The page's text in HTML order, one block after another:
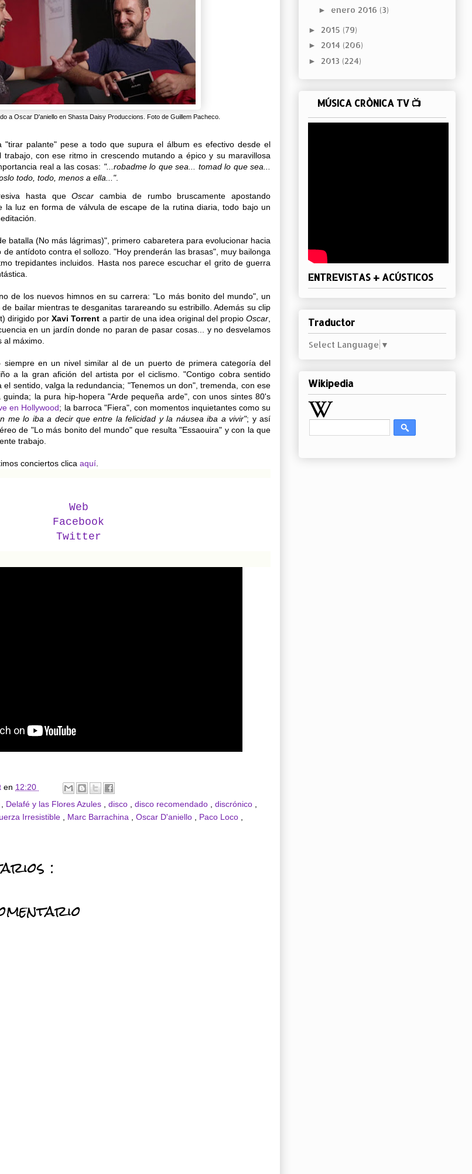
a Oscar D'aniello en Shasta Daisy Produccions. Foto de Guillem Pacheco.
"tirar palante" pese a todo que supura el álbum es efectivo desde el
con ese ritmo in crescendo mutando a épico y su maravillosa
real a las cosas: "...robadme lo que sea... tomad lo que sea...
todo, todo, menos a ella...".
hasta queOscar cambia de rumbo bruscamente apostando
la luz en forma de válvula de escape de la rutina diaria, todo bajo un
batalla (No más lágrimas)", primero cabaretera para evolucionar hacia
antídoto contra el sollozo. "Hoy prenderán las brasas", muy bailonga
trepidantes incluidos. Hasta nos parece escuchar el grito de guerra
de los nuevos himnos en su carrera: "Lo más bonito del mundo", un
bailar mientras te desganitas tarareando su estribillo. Además su clip
dirigido porXavi Torrent a partir de una idea original del propioOscar
en un jardín donde no paran de pasar cosas... y no desvelamos
al máximo.
siempre en un nivel similar al de un puerto de primera categoría del
a la gran afición del artista por el ciclismo. "Contigo cobra sentido
sentido, valga la redundancia; "Tenemos un don", tremenda, con ese
la pura hip-hopera "Arde pequeña arde", con unos sintes 80's
en Hollywood; la barroca "Fiera", con momentos inquietantes como su
me lo iba a decir que entre la felicidad y la náusea iba a vivir"; y así
de "Lo más bonito del mundo" que resulta "Essaouira" y con la que
trabajo.
conciertos clica aquí
Web
Facebook
Twitter
en 12:20
Delafé y las Flores Azules disco disco recomendado discrónico
Irresistible Marc Barrachina Oscar D'aniello Paco Loco
:
► enero 2016 (3)
► 2015 (79)
► 2014 (206)
► 2013 (224)
MÚSICA CRÒNICA TV 📺
ENTREVISTAS + ACÚSTICOS
Traductor
Select Language ▼
Wikipedia